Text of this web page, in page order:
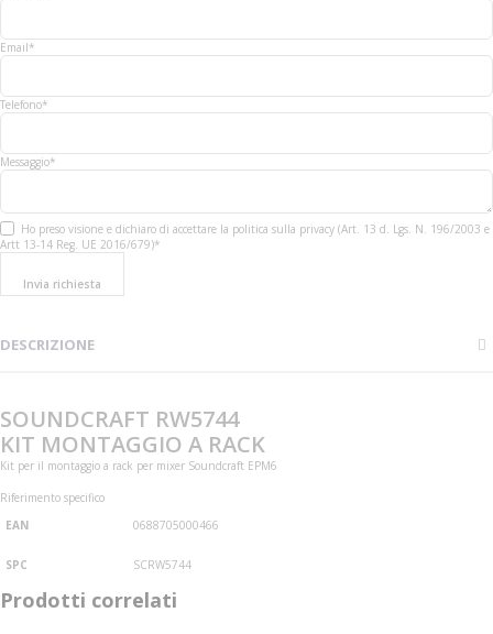
Email*
Telefono*
Messaggio*
Ho preso visione e dichiaro di accettare la politica sulla privacy (Art. 13 d. Lgs. N. 196/2003 e
Artt 13-14 Reg. UE 2016/679)*
Invia richiesta
DESCRIZIONE
SOUNDCRAFT RW5744
KIT MONTAGGIO A RACK
Kit per il montaggio a rack per mixer Soundcraft EPM6
Riferimento specifico
EAN
0688705000466
SPC SCRW5744
Prodotti correlati